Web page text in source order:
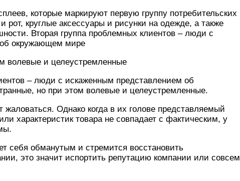
которые маркируют первую группу потребительских
рот, круглые аксессуары и рисунки на одежде, а также
Вторая группа проблемных клиентов – люди с
окружающем мире
волевые и целеустремленные
– люди с искаженным представлением об
но при этом волевые и целеустремленные.
Однако когда в их голове представляемый
характеристик товара не совпадает с фактическим, у
себя обманутым и стремится восстановить
это значит испортить репутацию компании или совсем